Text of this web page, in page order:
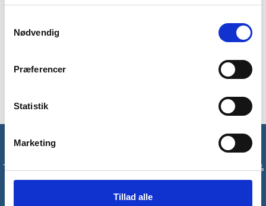
Nødvendig
Præferencer
Statistik
Marketing
Tillad alle
førstehjælpssæt, der er perfekt til den rejsende og ideelt til
en mindre lomme i rygsækken. Førstehjælpsættet indeholder
yderligere artikler, der gør det let at lappe et sår sammen, hvis
Tilmeld dig vores nyhedsbrev og modtag med det samme en 10%
rabatkode til din første ordre*